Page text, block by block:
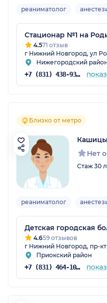
реаниматолог
Стационар №1 на
4.571 отзыв
г Нижний Новгород, ул
Нижегородский район
+7 (831) 438-93-65
Близко от метро
Нет
Стаж 30
реаниматолог
Детская городская
4.659 отзывов
г Нижний Новгород, пр-кт
Приокский район
+7 (831) 464-10-69